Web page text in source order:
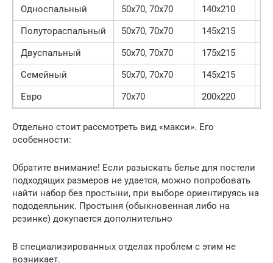
Односпальный
50х70, 70х70 140х210
Полутораспальный
50х70, 70х70 145х215
Двуспальный
50х70, 70х70 175х215
Семейный
50х70, 70х70 145х215
Евро
70х70 200х220
Отдельно стоит рассмотреть вид «макси». Его
особенности:
Обратите внимание! Если разыскать белье для постели
подходящих размеров не удается, можно попробовать
найти набор без простыни, при выборе ориентируясь на
пододеяльник. Простыня (обыкновенная либо на
резинке) докупается дополнительно
В специализированных отделах проблем с этим не
возникает.